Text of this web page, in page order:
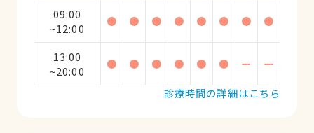
09:00
~12:00
● ● ● ● ● ● ● ●
13:00
~20:00
● ● ● ● ● ● ー
ー
診療時間の詳細はこちら